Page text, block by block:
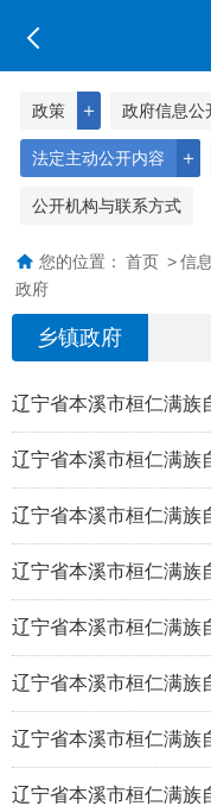
＋
政策 政府信息公
＋
法定主动公开内容
公开机构与联系方式
您的位置： 首页 > 信
政府
乡镇政府
辽宁省本溪市桓仁满族
府2024年度部门决算公
辽宁省本溪市桓仁满族
年度部门决算公开报告
辽宁省本溪市桓仁满族
2024年度部门决算公开
辽宁省本溪市桓仁满族
2024年度部门决算公开
辽宁省本溪市桓仁满族
2024年度部门决算公开
辽宁省本溪市桓仁满族
2024年度部门决算公开
辽宁省本溪市桓仁满族
年度部门决算公开报告
辽宁省本溪市桓仁满族